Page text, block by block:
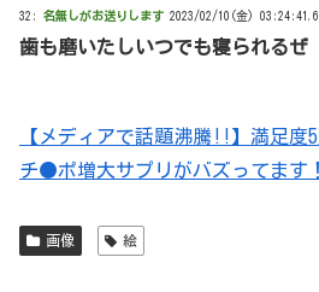
32: 名無しがお送りします 2023/02/10(金)
歯も磨いたしいつでも寝られるぜ
【メディアで話題沸騰!!】満足度
チ●ポ増大サプリがバズってます
画像 絵